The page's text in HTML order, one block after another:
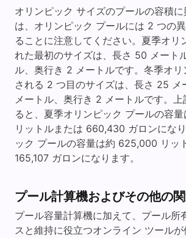
オリンピック サイズのプールの容積
は、オリンピック プールには 2 つの
ることに注意してください。夏季オリ
れた最初のサイズは、長さ 50 メート
ル、奥行き 2 メートルです。冬季オリ
される 2 つ目のサイズは、長さ 25 メ
メートル、奥行き 2 メートルです。
ると、夏季オリンピック プールの容
リットルまたは 660,430 ガロンにな
ック プールの容量は約 625,000 リッ
165,107 ガロンになります。
プール計算機およびその他の
プール容量計算機に加えて、プール所
スと維持に役立つオンライン ツールが